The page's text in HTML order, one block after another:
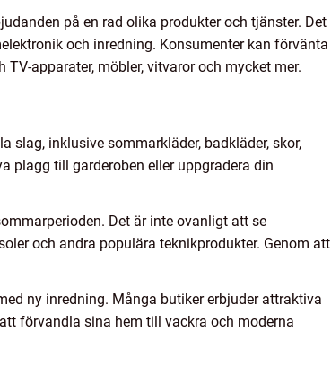
på en rad olika produkter och tjänster. Det
och inredning. Konsumenter kan förvänta
apparater, möbler, vitvaror och mycket mer.
slag, inklusive sommarkläder, badkläder, skor,
plagg till garderoben eller uppgradera din
Det är inte ovanligt att se
och andra populära teknikprodukter. Genom att
ny inredning. Många butiker erbjuder attraktiva
förvandla sina hem till vackra och moderna